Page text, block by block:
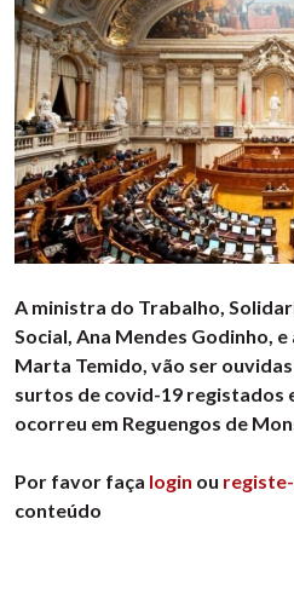
A ministra do Trabalho,
Social, Ana Mendes Godinho,
Marta Temido, vão ser
surtos de covid-19 registados
ocorreu em Reguengos de
Por favor faça login ou
conteúdo